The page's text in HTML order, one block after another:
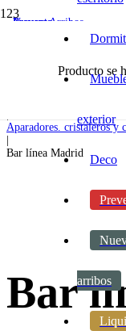
Producto se
exterior
Deco
arribos
Aparadores. cristaleros y
Bar línea Madrid
Bar
Preventa
Preventa
Nuevos Arribos